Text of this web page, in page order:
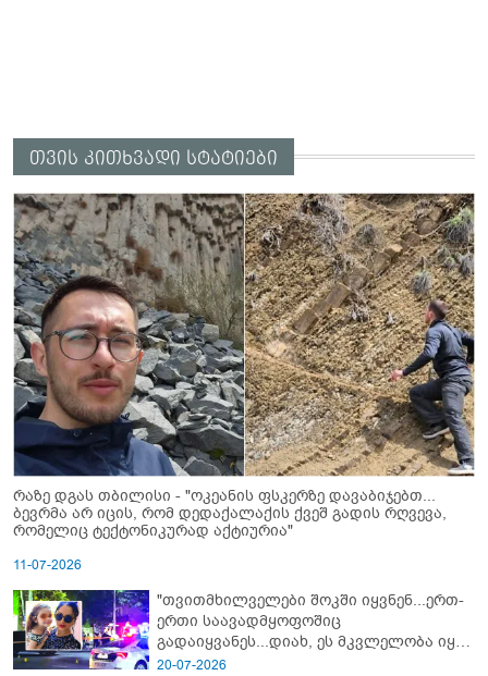
თვის კითხვადი სტატიები
რაზე დგას თბილისი - "ოკეანის ფსკერზე დავაბიჯებთ...
ბევრმა არ იცის, რომ დედაქალაქის ქვეშ გადის რღვევა,
რომელიც ტექტონიკურად აქტიურია"
11-07-2026
"თვითმხილველები შოკში იყვნენ...ერთ-
ერთი საავადმყოფოშიც
გადაიყვანეს...დიახ, ეს მკვლელობა იყო"
- გორში დატრიალებული ტრაგედიის
20-07-2026